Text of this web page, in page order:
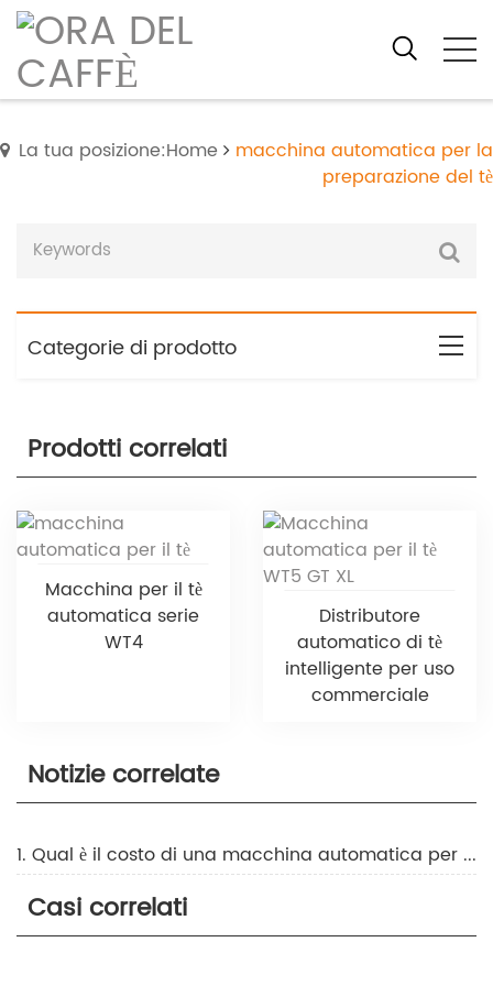
La tua posizione:Home
macchina automatica per la
preparazione del tè
Categorie di prodotto
Prodotti correlati
Macchina per il tè
automatica serie
WT4
Distributore
automatico di tè
intelligente per uso
commerciale
Notizie correlate
1. Qual è il costo di una macchina automatica per la preparazione del tè?
Casi correlati